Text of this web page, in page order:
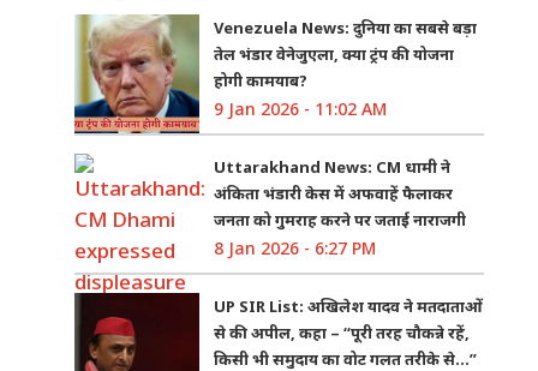
Venezuela News: दुनिया का सबसे बड़ा
तेल भंडार वेनेजुएला, क्या ट्रंप की योजना
होगी कामयाब?
9 Jan 2026 - 11:02 AM
Uttarakhand News: CM धामी ने
अंकिता भंडारी केस में अफवाहें फैलाकर
जनता को गुमराह करने पर जताई नाराजगी
8 Jan 2026 - 6:27 PM
UP SIR List: अखिलेश यादव ने मतदाताओं
से की अपील, कहा – “पूरी तरह चौकन्ने रहें,
किसी भी समुदाय का वोट गलत तरीके से…”